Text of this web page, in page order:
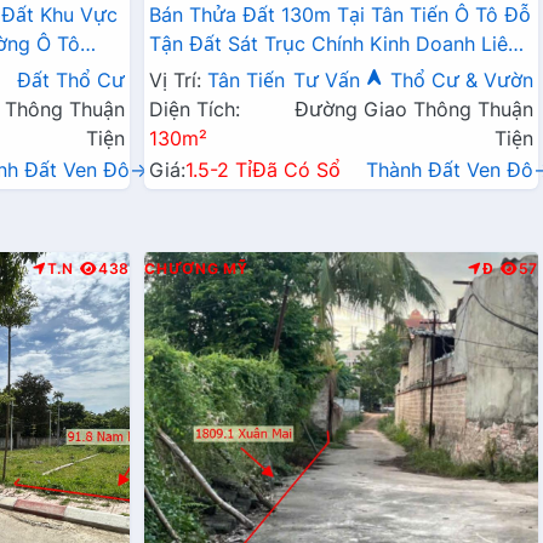
Khu Vực
Ô Tô
Liên Xã
Đất Thổ Cư
Thuận
Tiện
Đất Ven Đô→
Bán Thửa Đất 130m Tại Tân Tiến Ô Tô Đỗ
Tận Đất Sát Trục Chính Kinh Doanh Liên
Xã
Vị Trí: Tân Tiến Tư Vấn
Thổ Cư & Vườn
Diện Tích:
130m²
Đường Giao Thông Thuận
Tiện
Giá:1.5-2 TỉĐã Có Sổ Thành Đất Ven
T.N 438 CHƯƠNG MỸ Đ 57